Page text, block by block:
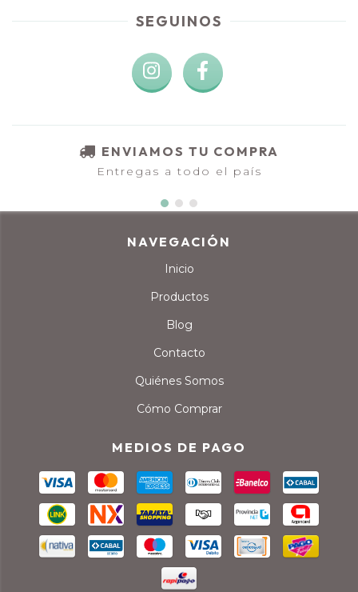
SEGUINOS
ENVIAMOS TU COMPRA
Entregas a todo el país
NAVEGACIÓN
Inicio
Productos
Blog
Contacto
Quiénes Somos
Cómo Comprar
MEDIOS DE PAGO